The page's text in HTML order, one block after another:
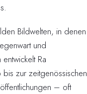
Bildwelten, in denen
und
Ra
zur zeitgenössischen
– oft